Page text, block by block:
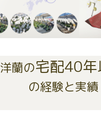
洋蘭の宅配40年
の経験と実績